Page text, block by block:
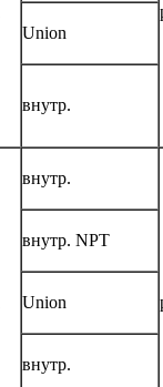
Union
внутр.
внутр.
внутр. NPT
Union
внутр.